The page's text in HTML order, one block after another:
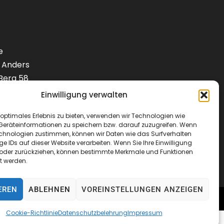
Einwilligung verwalten
Erlebnis zu bieten, verwenden wir Technologien wie
zu speichern bzw. darauf zuzugreifen. Wenn
zustimmen, können wir Daten wie das Surfverhalten
IDs auf dieser Website verarbeiten. Wenn Sie Ihre Einwilligung
zurückziehen, können bestimmte Merkmale und Funktionen
werden.
ABLEHNEN VOREINSTELLUNGEN ANZEIGEN
Cookie-RichtlinieDatenschutzbelehrungImpressum
58
9288240